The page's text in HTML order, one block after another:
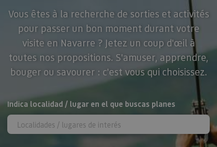
Vous êtes à la recherche de sorties et activités
pour passer un bon moment durant votre
visite en Navarre ? Jetez un coup d'œil à
toutes nos propositions. S'amuser, apprendre,
bouger ou savourer : c'est vous qui choisissez.
Rechercher
Indica localidad / lugar en el que buscas planes